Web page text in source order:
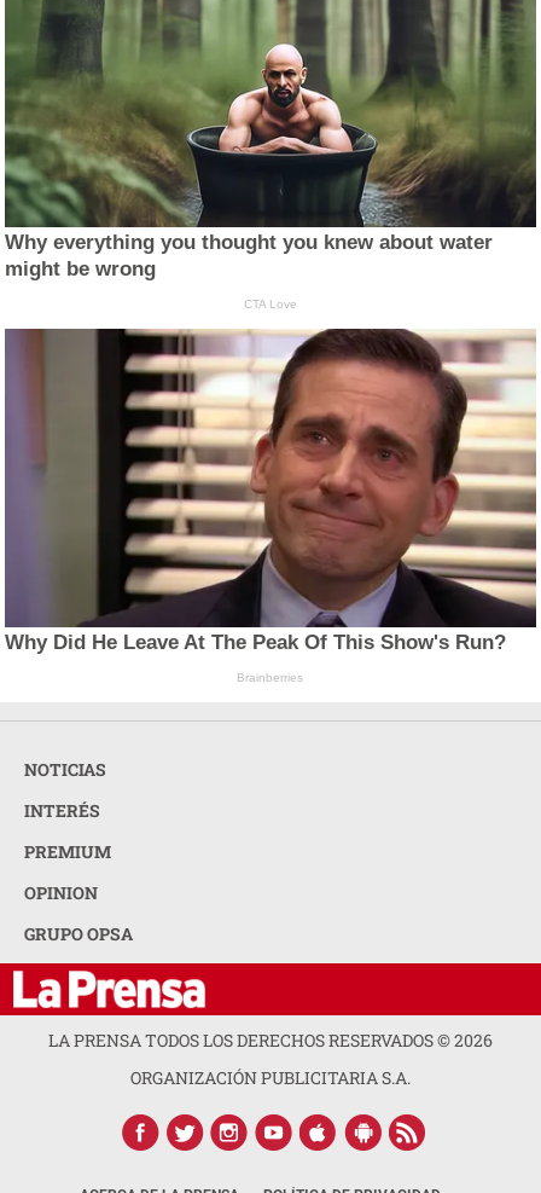
Why everything you thought you knew about water
might be wrong
CTA Love
Why Did He Leave At The Peak Of This Show's Run?
Brainberries
NOTICIAS
INTERÉS
PREMIUM
OPINION
GRUPO OPSA
LA PRENSA TODOS LOS DERECHOS RESERVADOS ©2026
ORGANIZACIÓN PUBLICITARIA S.A.